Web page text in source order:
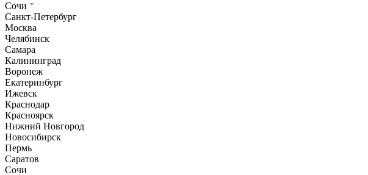
Сочи
Санкт-Петербург
Москва
Челябинск
Самара
Калининград
Воронеж
Екатеринбург
Ижевск
Краснодар
Красноярск
Нижний Новгород
Новосибирск
Пермь
Саратов
Сочи